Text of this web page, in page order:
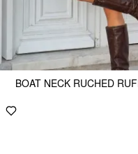
BOAT NECK RUCHED